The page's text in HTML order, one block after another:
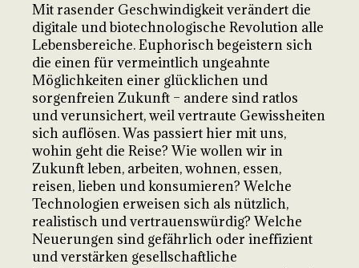
Mit rasender Geschwindigkeit verändert die
digitale und biotechnologische Revolution alle
Lebensbereiche. Euphorisch begeistern sich
die einen für vermeintlich ungeahnte
Möglichkeiten einer glücklichen und
sorgenfreien Zukunft – andere sind ratlos
und verunsichert, weil vertraute Gewissheiten
sich auflösen. Was passiert hier mit uns,
wohin geht die Reise? Wie wollen wir in
Zukunft leben, arbeiten, wohnen, essen,
reisen, lieben und konsumieren? Welche
Technologien erweisen sich als nützlich,
realistisch und vertrauenswürdig? Welche
Neuerungen sind gefährlich oder ineffizient
und verstärken gesellschaftliche